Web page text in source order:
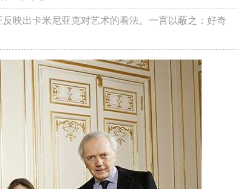
映出卡米尼亚克对艺术的看法。一言以蔽之：好奇